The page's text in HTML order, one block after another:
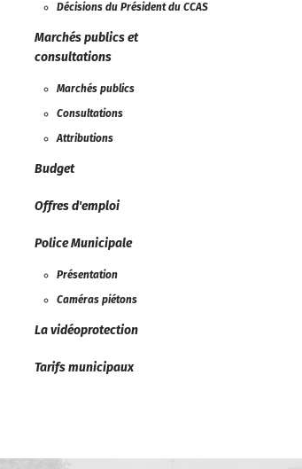
Décisions du Président du CCAS
Marchés publics et
consultations
Marchés publics
Consultations
Attributions
Budget
Offres d'emploi
Police Municipale
Présentation
Caméras piétons
La vidéoprotection
Tarifs municipaux